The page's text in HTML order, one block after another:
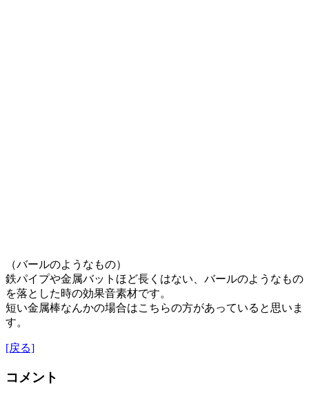
（バールのようなもの）
鉄パイプや金属バットほど長くはない、バールのようなもの
を落とした時の効果音素材です。
短い金属棒なんかの場合はこちらの方があっていると思いま
す。
[戻る]
コメント